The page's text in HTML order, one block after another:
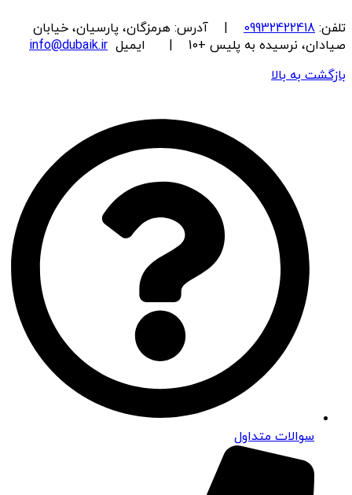
تلفن: 09932422418 | آدرس: هرمزگان، پارسیان، خیابان
صیادان، نرسیده به پلیس +10 | ایمیل
info@dubaik.ir
بازگشت به بالا
سوالات متداول